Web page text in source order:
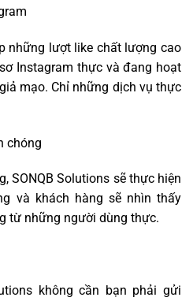
những lượt like chất lượng cao
Instagram thực và đang hoạt
mạo. Chỉ những dịch vụ thực
chóng
SONQB Solutions sẽ thực hiện
và khách hàng sẽ nhìn thấy
từ những người dùng thực.
không cần bạn phải gửi